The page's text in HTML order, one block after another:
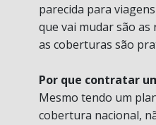
parecida para
que vai mudar são
as coberturas são
Por que contratar
Mesmo tendo um
cobertura nacional,